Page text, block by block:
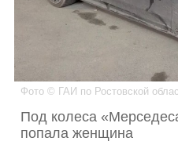
Фото © ГАИ по Ростовской
Под колеса
попала женщина